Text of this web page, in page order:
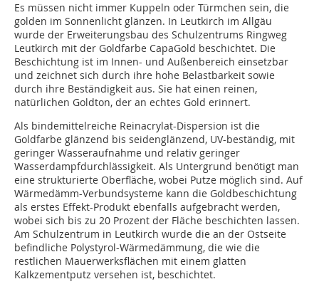
Es müssen nicht immer Kuppeln oder Türmchen sein, die
golden im Sonnenlicht glänzen. In Leutkirch im Allgäu
wurde der Erweiterungsbau des Schulzentrums Ringweg
Leutkirch mit der Goldfarbe CapaGold beschichtet. Die
Beschichtung ist im Innen- und Außenbereich einsetzbar
und zeichnet sich durch ihre hohe Belastbarkeit sowie
durch ihre Beständigkeit aus. Sie hat einen reinen,
natürlichen Goldton, der an echtes Gold erinnert.
Als bindemittelreiche Reinacrylat-Dispersion ist die
Goldfarbe glänzend bis seidenglänzend, UV-beständig, mit
geringer Wasser­aufnahme und relativ geringer
Wasserdampfdurchlässigkeit. Als Untergrund benötigt man
eine strukturierte Oberfläche, wobei Putze möglich sind. Auf
Wärmedämm-Verbundsysteme kann die Goldbeschichtung
als erstes Effekt-Produkt ebenfalls aufgebracht werden,
wobei sich bis zu 20 Prozent der Fläche beschichten lassen.
Am Schulzentrum in Leutkirch wurde die an der Ostseite
befindliche Polystyrol-Wärmedämmung, die wie die
restlichen Mauerwerksflächen mit einem glatten
Kalkzementputz versehen ist, beschichtet.